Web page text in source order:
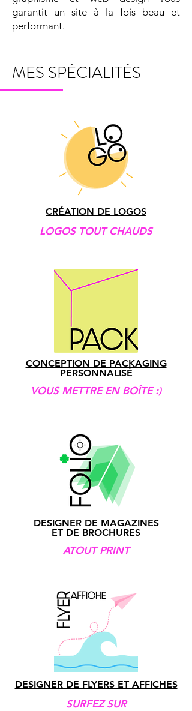
garantit un site à la fois beau et
performant.
MES SPÉCIALITÉS
CRÉATION DE LOGOS
LOGOS TOUT CHAUDS
CONCEPTION DE PACKAGING
PERSONNALISÉ
VOUS METTRE EN BOÎTE :)
DESIGNER DE MAGAZINES
ET DE BROCHURES
ATOUT PRINT
DESIGNER DE FLYERS ET AFFICHES
SURFEZ SUR